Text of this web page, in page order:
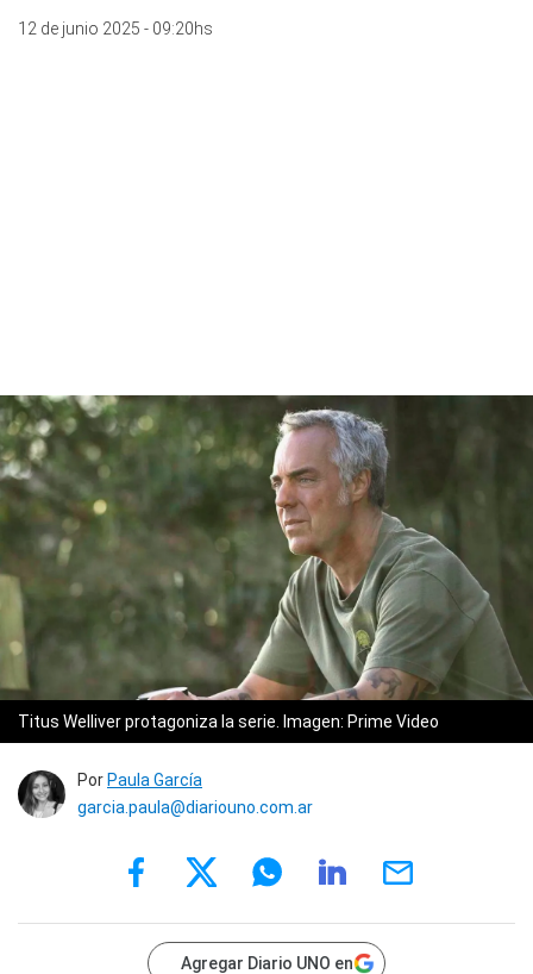
12 de junio 2025 - 09:20hs
Titus Welliver protagoniza la serie. Imagen: Prime Video
Por Paula García
garcia.paula@diariouno.com.ar
Agregar Diario UNO en